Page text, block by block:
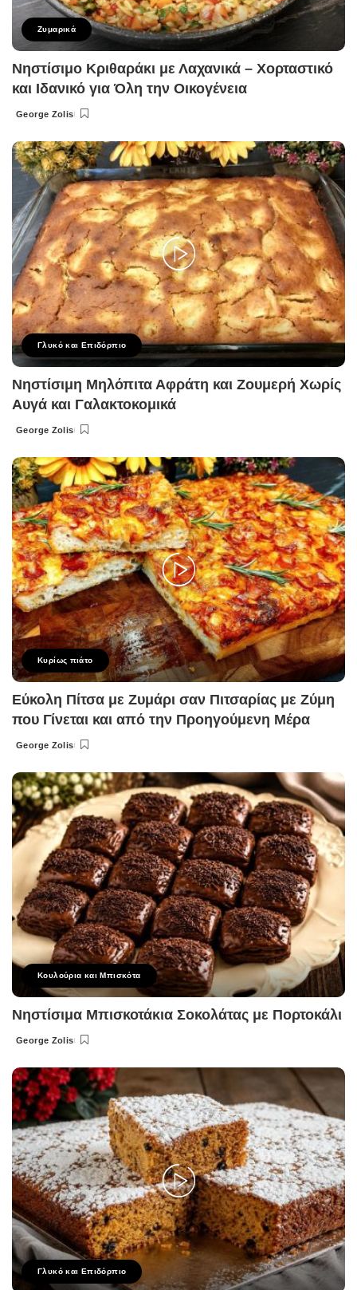
Ζυμαρικά
Νηστίσιμο Κριθαράκι με Λαχανικά – Χορταστικό
και Ιδανικό για Όλη την Οικογένεια
Posted
George Zolis
Γλυκό και Επιδόρπιο
Νηστίσιμη Μηλόπιτα Αφράτη και Ζουμερή Χωρίς
Αυγά και Γαλακτοκομικά
Posted
George Zolis
Κυρίως πιάτο
Εύκολη Πίτσα με Ζυμάρι σαν Πιτσαρίας με Ζύμη
που Γίνεται και από την Προηγούμενη Μέρα
Posted
George Zolis
Κουλούρια και Μπισκότα
Νηστίσιμα Μπισκοτάκια Σοκολάτας με Πορτοκάλι
Posted
George Zolis
Γλυκό και Επιδόρπιο